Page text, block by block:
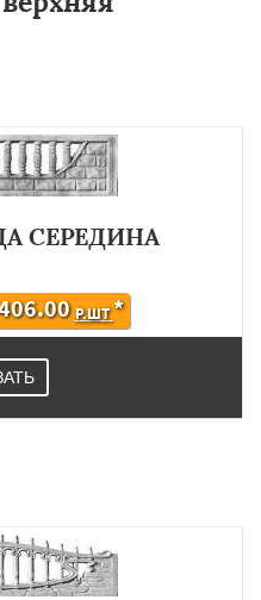
СЕРЕДИНА
Р.ШТ*